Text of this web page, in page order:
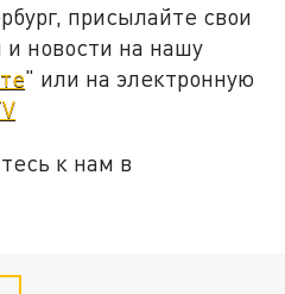
присылайте свои
новости на нашу
" или на электронную
к нам в